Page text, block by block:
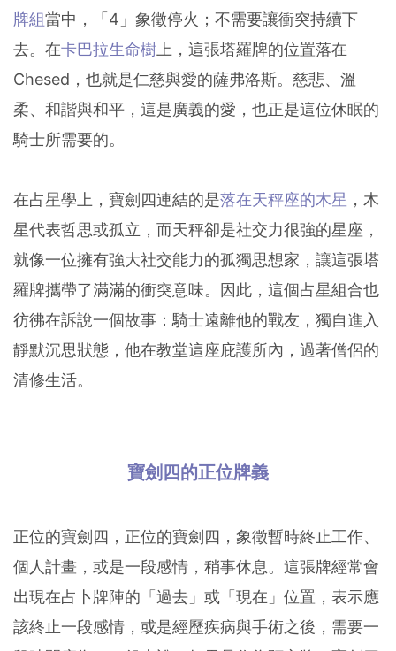
牌組當中，「4」象徵停火；不需要讓衝突持續下
去。在卡巴拉生命樹 上，這張塔羅牌的位置落在
Chesed，也就是仁慈與愛的薩弗洛斯。慈悲、溫
柔、和諧與和平，這是廣義的愛，也正是這位休眠的
騎士所需要的。
在占星學上，寶劍四連結的是落在天秤座的木星 ，木
星代表哲思或孤立，而天秤卻是社交力很強的星座，
就像一位擁有強大社交能力的孤獨思想家，讓這張塔
羅牌攜帶了滿滿的衝突意味。因此，這個占星組合也
彷彿在訴說一個故事：騎士遠離他的戰友，獨自進入
靜默沉思狀態，他在教堂這座庇護所內，過著僧侶的
清修生活。
寶劍四的正位牌義
正位的寶劍四，正位的寶劍四，象徵暫時終止工作、
個人計畫，或是一段感情，稍事休息。這張牌經常會
出現在占卜牌陣的「過去」或「現在」位置，表示應
該終止一段感情，或是經歷疾病與手術之後，需要一